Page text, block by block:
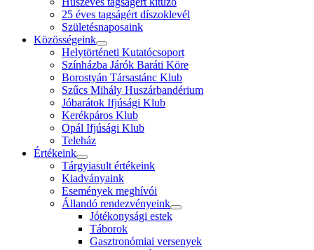
25 éves tagságért díszoklevél
Születésnaposaink
Közösségeink
Helytörténeti Kutatócsoport
Színházba Járók Baráti Köre
Borostyán Társastánc Klub
Szűcs Mihály Huszárbandérium
Jóbarátok Ifjúsági Klub
Kerékpáros Klub
Opál Ifjúsági Klub
Teleház
Értékeink
Tárgyiasult értékeink
Kiadványaink
Események meghívói
Állandó rendezvényeink
Jótékonysági estek
Táborok
Gasztronómiai versenyek